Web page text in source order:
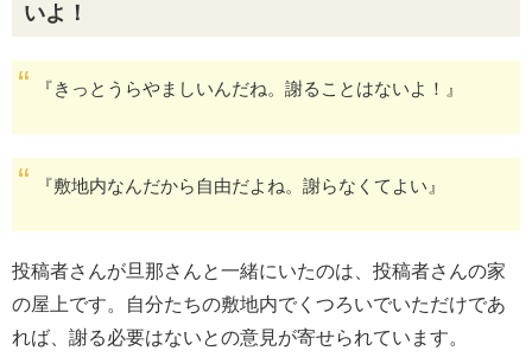
いよ！
『きっとうらやましいんだね。謝ることはないよ！』
『敷地内なんだから自由だよね。謝らなくてよい』
投稿者さんが旦那さんと一緒にいたのは、投稿者さんの家
の屋上です。自分たちの敷地内でくつろいでいただけであ
れば、謝る必要はないとの意見が寄せられています。